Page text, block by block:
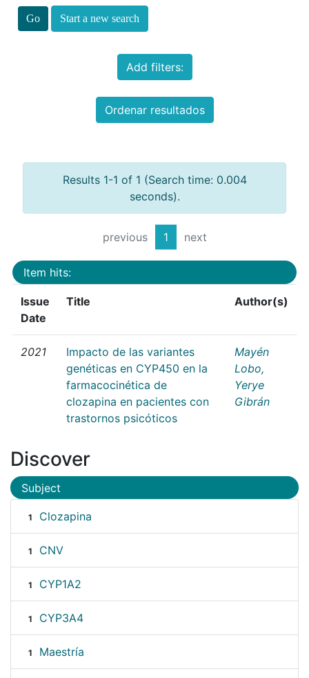
Start a new search
Add filters:
Ordenar resultados
Results 1-1 of 1 (Search time: 0.004
seconds).
previous 1 next
Item hits:
Issue
Date
Title Author(s)
2021
Impacto de las variantes
genéticas en CYP450 en la
farmacocinética de
clozapina en pacientes con
trastornos psicóticos
Mayén
Lobo,
Yerye
Gibrán
Discover
Subject
1 Clozapina
1 CNV
1 CYP1A2
1 CYP3A4
1 Maestría